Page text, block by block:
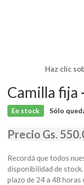
Haz clic
Camilla fija
En stock Sólo
Precio Gs.
Recordá que todos
disponibilidad de
plazo de 24 a 48 horas